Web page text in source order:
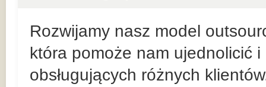
Rozwijamy nasz model
która pomoże nam ujednolicić
obsługujących różnych